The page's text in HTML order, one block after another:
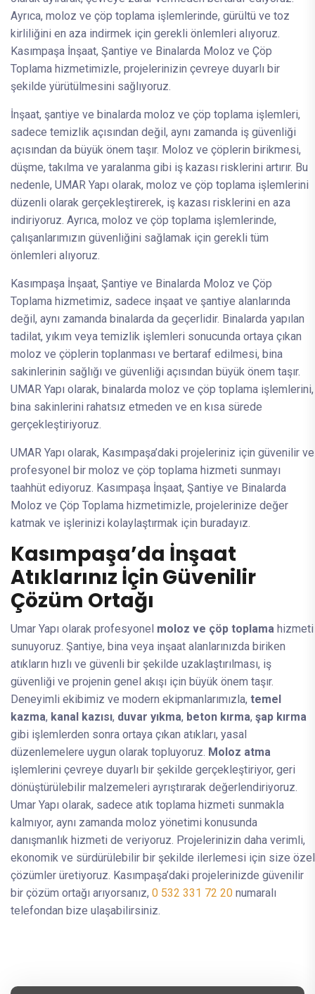
Ayrıca, moloz ve çöp toplama işlemlerinde, gürültü ve toz
kirliliğini en aza indirmek için gerekli önlemleri alıyoruz.
Kasımpaşa İnşaat, Şantiye ve Binalarda Moloz ve Çöp
Toplama hizmetimizle, projelerinizin çevreye duyarlı bir
şekilde yürütülmesini sağlıyoruz.
İnşaat, şantiye ve binalarda moloz ve çöp toplama işlemleri,
sadece temizlik açısından değil, aynı zamanda iş güvenliği
açısından da büyük önem taşır. Moloz ve çöplerin birikmesi,
düşme, takılma ve yaralanma gibi iş kazası risklerini artırır. Bu
nedenle, UMAR Yapı olarak, moloz ve çöp toplama işlemlerini
düzenli olarak gerçekleştirerek, iş kazası risklerini en aza
indiriyoruz. Ayrıca, moloz ve çöp toplama işlemlerinde,
çalışanlarımızın güvenliğini sağlamak için gerekli tüm
önlemleri alıyoruz.
Kasımpaşa İnşaat, Şantiye ve Binalarda Moloz ve Çöp
Toplama hizmetimiz, sadece inşaat ve şantiye alanlarında
değil, aynı zamanda binalarda da geçerlidir. Binalarda yapılan
tadilat, yıkım veya temizlik işlemleri sonucunda ortaya çıkan
moloz ve çöplerin toplanması ve bertaraf edilmesi, bina
sakinlerinin sağlığı ve güvenliği açısından büyük önem taşır.
UMAR Yapı olarak, binalarda moloz ve çöp toplama işlemlerini,
bina sakinlerini rahatsız etmeden ve en kısa sürede
gerçekleştiriyoruz.
UMAR Yapı olarak, Kasımpaşa’daki projeleriniz için güvenilir ve
profesyonel bir moloz ve çöp toplama hizmeti sunmayı
taahhüt ediyoruz. Kasımpaşa İnşaat, Şantiye ve Binalarda
Moloz ve Çöp Toplama hizmetimizle, projelerinize değer
katmak ve işlerinizi kolaylaştırmak için buradayız.
Kasımpaşa’da İnşaat
Atıklarınız İçin Güvenilir
Çözüm Ortağı
Umar Yapı olarak profesyonel moloz ve çöp toplama hizmeti
sunuyoruz. Şantiye, bina veya inşaat alanlarınızda biriken
atıkların hızlı ve güvenli bir şekilde uzaklaştırılması, iş
güvenliği ve projenin genel akışı için büyük önem taşır.
Deneyimli ekibimiz ve modern ekipmanlarımızla, temel
kazma, kanal kazısı, duvar yıkma, beton kırma, şap kırma
gibi işlemlerden sonra ortaya çıkan atıkları, yasal
düzenlemelere uygun olarak topluyoruz. Moloz atma
işlemlerini çevreye duyarlı bir şekilde gerçekleştiriyor, geri
dönüştürülebilir malzemeleri ayrıştırarak değerlendiriyoruz.
Umar Yapı olarak, sadece atık toplama hizmeti sunmakla
kalmıyor, aynı zamanda moloz yönetimi konusunda
danışmanlık hizmeti de veriyoruz. Projelerinizin daha verimli,
ekonomik ve sürdürülebilir bir şekilde ilerlemesi için size özel
çözümler üretiyoruz. Kasımpaşa’daki projelerinizde güvenilir
bir çözüm ortağı arıyorsanız, 0 532 331 72 20 numaralı
telefondan bize ulaşabilirsiniz.